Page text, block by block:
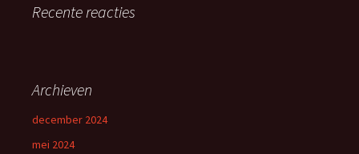
Recente reacties
Archieven
december 2024
mei 2024